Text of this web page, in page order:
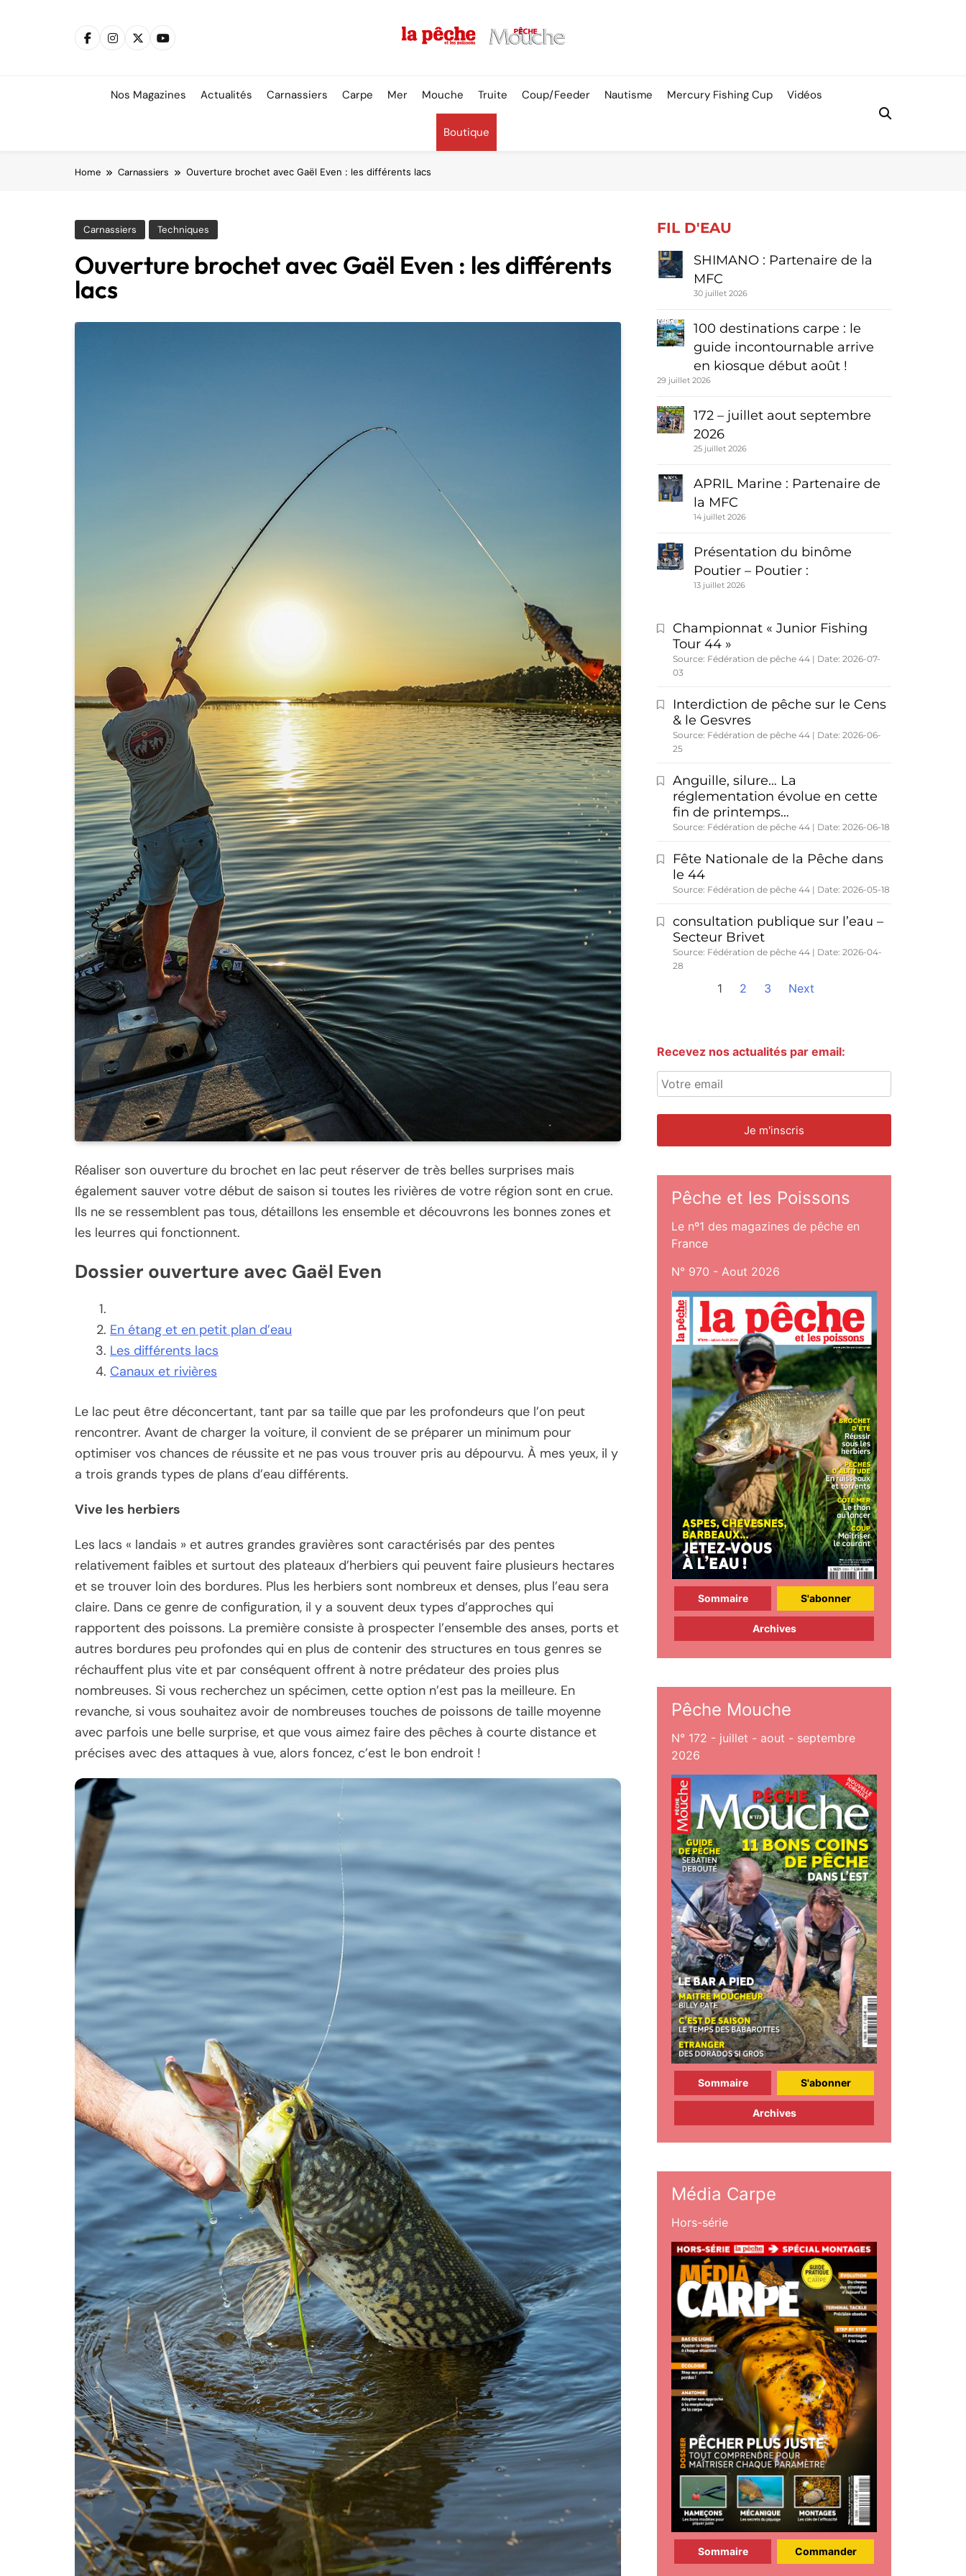
Nos Magazines Actualités Carnassiers Carpe Mer Mouche Truite Coup/Feeder Nautisme Mercury Fishing Cup Vidéos
Boutique
Home Carnassiers Ouverture brochet avec Gaël Even : les différents lacs
Carnassiers Techniques
Ouverture brochet avec Gaël Even : les différents
lacs
Réaliser son ouverture du brochet en lac peut réserver de très belles surprises mais
également sauver votre début de saison si toutes les rivières de votre région sont en crue.
Ils ne se ressemblent pas tous, détaillons les ensemble et découvrons les bonnes zones et
les leurres qui fonctionnent.
Dossier ouverture avec Gaël Even
En étang et en petit plan d’eau
Les différents lacs
Canaux et rivières
Le lac peut être déconcertant, tant par sa taille que par les profondeurs que l’on peut
rencontrer. Avant de charger la voiture, il convient de se préparer un minimum pour
optimiser vos chances de réussite et ne pas vous trouver pris au dépourvu. À mes yeux, il y
a trois grands types de plans d’eau différents.
Vive les herbiers
Les lacs « landais » et autres grandes gravières sont caractérisés par des pentes
relativement faibles et surtout des plateaux d’herbiers qui peuvent faire plusieurs hectares
et se trouver loin des bordures. Plus les herbiers sont nombreux et denses, plus l’eau sera
claire. Dans ce genre de configuration, il y a souvent deux types d’approches qui
rapportent des poissons. La première consiste à prospecter l’ensemble des anses, ports et
autres bordures peu profondes qui en plus de contenir des structures en tous genres se
réchauffent plus vite et par conséquent offrent à notre prédateur des proies plus
nombreuses. Si vous recherchez un spécimen, cette option n’est pas la meilleure. En
revanche, si vous souhaitez avoir de nombreuses touches de poissons de taille moyenne
avec parfois une belle surprise, et que vous aimez faire des pêches à courte distance et
précises avec des attaques à vue, alors foncez, c’est le bon endroit !
FIL D'EAU
SHIMANO : Partenaire de la
MFC
30 juillet 2026
100 destinations carpe : le
guide incontournable arrive
en kiosque début août !
29 juillet 2026
172 – juillet aout septembre
2026
25 juillet 2026
APRIL Marine : Partenaire de
la MFC
14 juillet 2026
Présentation du binôme
Poutier – Poutier :
13 juillet 2026
Championnat « Junior Fishing
Tour 44 »
Source: Fédération de pêche 44
Date: 2026-07-
03
Interdiction de pêche sur le Cens
& le Gesvres
Source: Fédération de pêche 44
Date: 2026-06-
25
Anguille, silure… La
réglementation évolue en cette
fin de printemps…
Source: Fédération de pêche 44 Date: 2026-06-18
Fête Nationale de la Pêche dans
le 44
Source: Fédération de pêche 44 Date: 2026-05-18
consultation publique sur l’eau –
Secteur Brivet
Source: Fédération de pêche 44
Date: 2026-04-
28
1 2 3 Next
Recevez nos actualités par email:
Pêche et les Poissons
Le nº1 des magazines de pêche en
France
N° 970 - Aout 2026
Sommaire S'abonner
Archives
Pêche Mouche
N° 172 - juillet - aout - septembre
2026
Sommaire S'abonner
Archives
Média Carpe
Hors-série
Sommaire Commander